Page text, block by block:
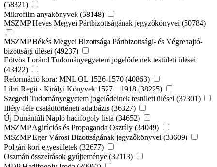
(58321)
Mikrofilm anyakönyvek (58148)
MSZMP Heves Megyei Pártbizottságának jegyzőkönyvei (50784)
MSZMP Békés Megyei Bizottsága Pártbizottsági- és Végrehajtó-
bizottsági ülései (49237)
Eötvös Loránd Tudományegyetem jogelődeinek testületi ülései
(43422)
Reformáció kora: MNL OL 1526-1570 (40863)
Libri Regii · Királyi Könyvek 1527—1918 (38225)
Szegedi Tudományegyetem jogelődeinek testületi ülései (37301)
Illésy-féle családtörténeti adatbázis (36327)
Új Dunántúli Napló hadifogoly lista (34652)
MSZMP Agitációs és Propaganda Osztály (34049)
MSZMP Eger Városi Bizottságának jegyzőkönyvei (33609)
Polgári kori egyesületek (32677)
Oszmán összeírások gyűjteménye (32113)